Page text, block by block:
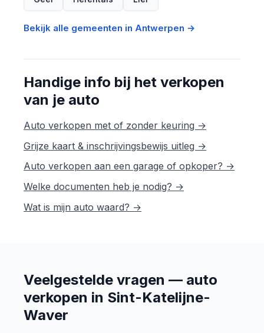
Bekijk alle gemeenten in Antwerpen →
Handige info bij het verkopen
van je auto
Auto verkopen met of zonder keuring →
Grijze kaart & inschrijvingsbewijs uitleg →
Auto verkopen aan een garage of opkoper? →
Welke documenten heb je nodig? →
Wat is mijn auto waard? →
Veelgestelde vragen — auto
verkopen in Sint-Katelijne-
Waver